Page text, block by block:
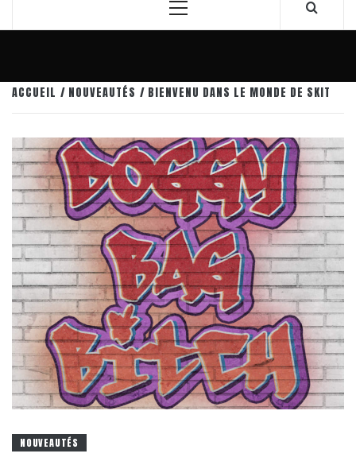
Menu
ACCUEIL NOUVEAUTÉS BIENVENU DANS LE MONDE DE SKIT
NOUVEAUTÉS